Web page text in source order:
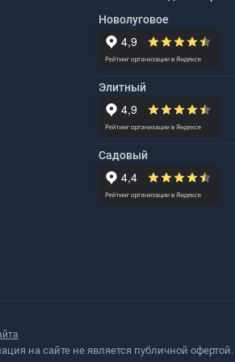
Новолуговое
Элитный
Садовый
на сайте не является публичной офертой.